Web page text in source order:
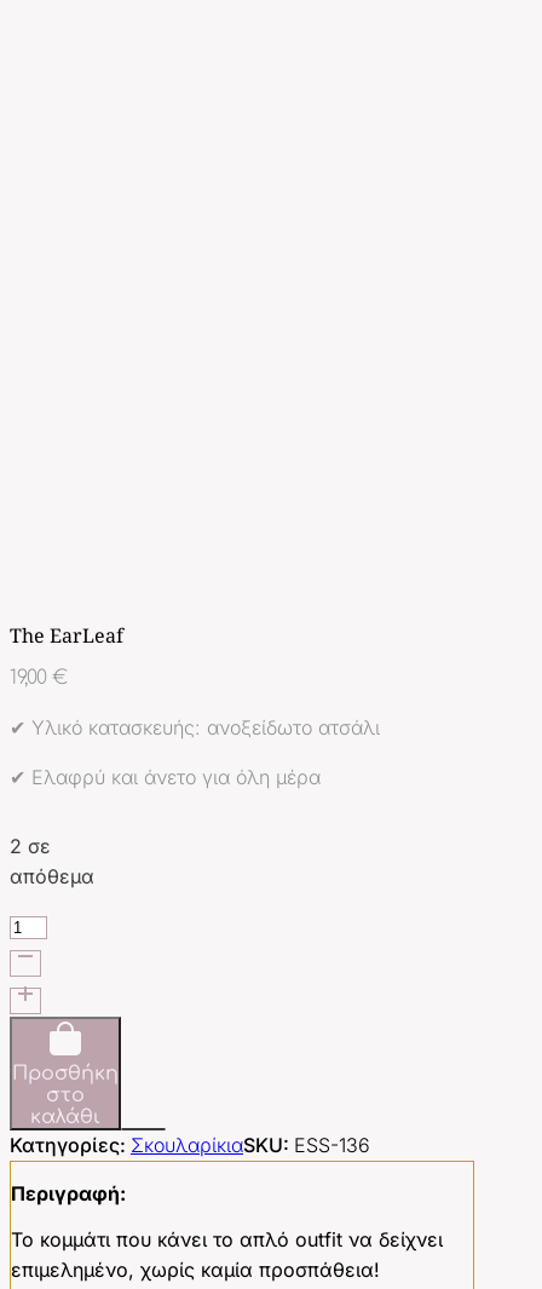
The EarLeaf
19,00 €
✔ Υλικό κατασκευής: ανοξείδωτο ατσάλι
✔ Ελαφρύ και άνετο για όλη μέρα
2 σε
απόθεμα
The
EarLeaf
ποσότητα
Προσθήκη
στο
καλάθι
Κατηγορίες: ΣκουλαρίκιαSKU: ESS-136
Περιγραφή:
Το κομμάτι που κάνει το απλό outfit να δείχνει
επιμελημένο, χωρίς καμία προσπάθεια!